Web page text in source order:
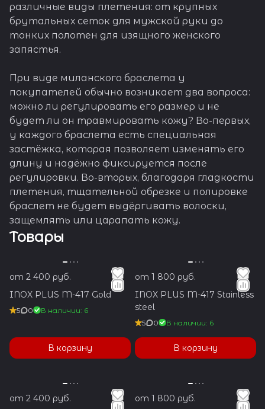
различные виды плетения: от крупных
брутальных сеток для мужской руки до
тонких полотен для изящного женского
запястья.
При виде миланского браслета у
покупателей обычно возникает два вопроса:
можно ли регулировать его размер и не
будет ли он травмировать кожу? Во-первых,
у каждого браслета есть специальная
застёжка, которая позволяет изменять его
длину и надёжно фиксируется после
регулировки. Во-вторых, благодаря гладкости
плетения, тщательной обрезке и полировке
браслет не будет выдёргивать волоски,
защемлять или царапать кожу.
Товары
от 2 400 руб.
INOX PLUS M-417 Gold
5 0 В наличии: 6
В корзину
от 1 800 руб.
INOX PLUS M-417 Stainless
steel
5 0 В наличии: 6
В корзину
от 2 400 руб.
от 1 800 руб.